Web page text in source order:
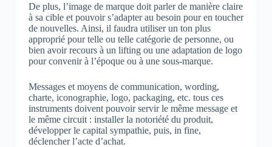
De plus, l’image de marque doit parler de manière claire
à sa cible et pouvoir s’adapter au besoin pour en toucher
de nouvelles. Ainsi, il faudra utiliser un ton plus
approprié pour telle ou telle catégorie de personne, ou
bien avoir recours à un lifting ou une adaptation de logo
pour convenir à l’époque ou à une sous-marque.
Messages et moyens de communication, wording,
charte, iconographie, logo, packaging, etc. tous ces
instruments doivent pouvoir servir le même message et
le même circuit : installer la notoriété du produit,
développer le capital sympathie, puis, in fine,
déclencher l’acte d’achat.